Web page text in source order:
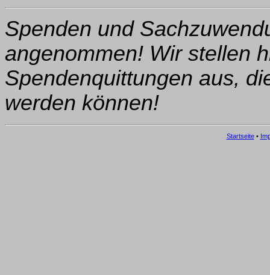
Spenden und
angenommen! Wir stellen
Spendenquittungen aus,
werden können!
Startseite•